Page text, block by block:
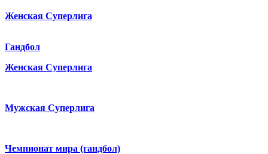
Женская Суперлига
Гандбол
Женская Суперлига
Мужская Суперлига
Чемпионат мира (гандбол)